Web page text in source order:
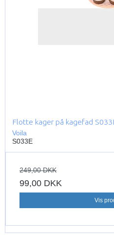
Flotte kager på kagefad
Voila
S033E
249,00 DKK
99,00 DKK
Vis